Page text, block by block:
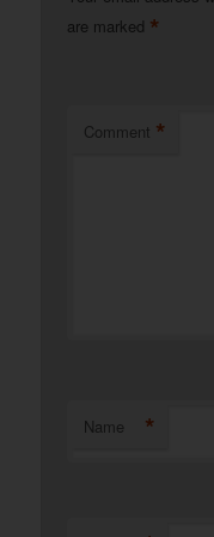
are marked *
Comment *
Name *